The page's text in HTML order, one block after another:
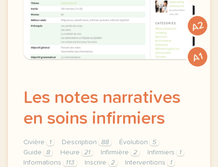
A2
A1
Les notes narratives
en soins infirmiers
Civière 1 Description 88 Évolution
5
Guide
8 Heure 21 Infirmière 2 Infirmiers
1
Informations
113 Inscrire 2 Interventions
1